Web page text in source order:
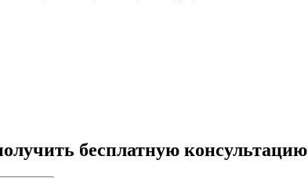
бесплатную консультацию